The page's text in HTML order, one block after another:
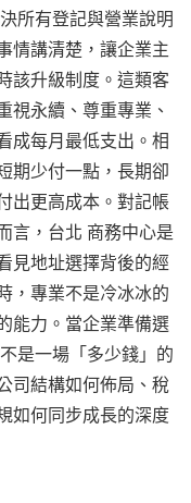
所有登記與營業說明
情講清楚，讓企業主
該升級制度。這類客
視永續、尊重專業、
成每月最低支出。相
期少付一點，長期卻
出更高成本。對記帳
言，台北 商務中心是
見地址選擇背後的經
，專業不是冷冰冰的
能力。當企業準備選
是一場「多少錢」的
司結構如何佈局、稅
如何同步成長的深度